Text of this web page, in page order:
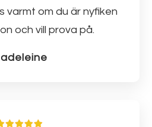
varmt om du är nyfiken
och vill prova på.